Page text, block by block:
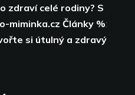
zdraví celé rodiny? S
miminka.cz Články %:
si útulný a zdravý